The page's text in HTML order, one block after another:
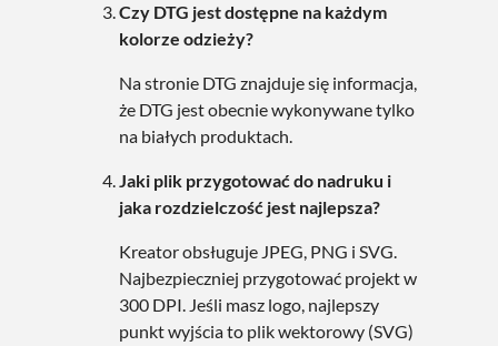
Czy DTG jest dostępne na każdym
kolorze odzieży?
Na stronie DTG znajduje się informacja,
że DTG jest obecnie wykonywane tylko
na białych produktach.
Jaki plik przygotować do nadruku i
jaka rozdzielczość jest najlepsza?
Kreator obsługuje JPEG, PNG i SVG.
Najbezpieczniej przygotować projekt w
300 DPI. Jeśli masz logo, najlepszy
punkt wyjścia to plik wektorowy (SVG)